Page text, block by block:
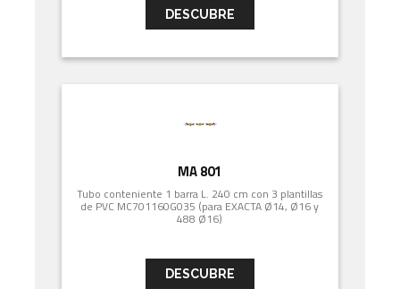
DESCUBRE
MA 801
Tubo conteniente 1 barra L. 240 cm con 3 plantillas
de PVC MC701160G035 (para EXACTA Ø14, Ø16 y
488 Ø16)
DESCUBRE